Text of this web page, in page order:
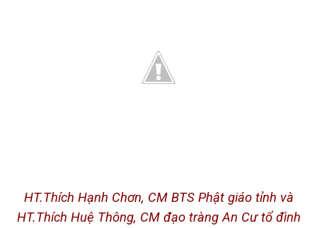
HT.Thích Hạnh Chơn, CM BTS Phật giáo tỉnh và
HT.Thích Huệ Thông, CM đạo tràng An Cư tổ đình